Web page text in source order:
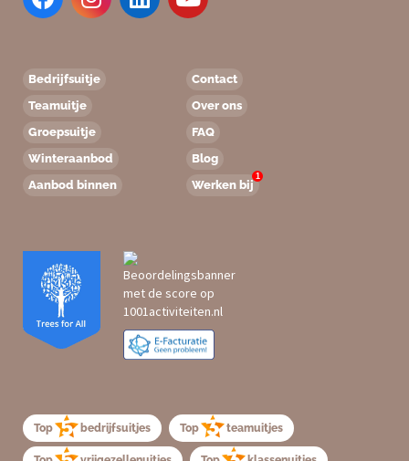
Bedrijfsuitje
Teamuitje
Groepsuitje
Winteraanbod
Aanbod binnen
Contact
Over ons
FAQ
Blog
Werken bij
1
Top bedrijfsuitjes Top teamuitjes